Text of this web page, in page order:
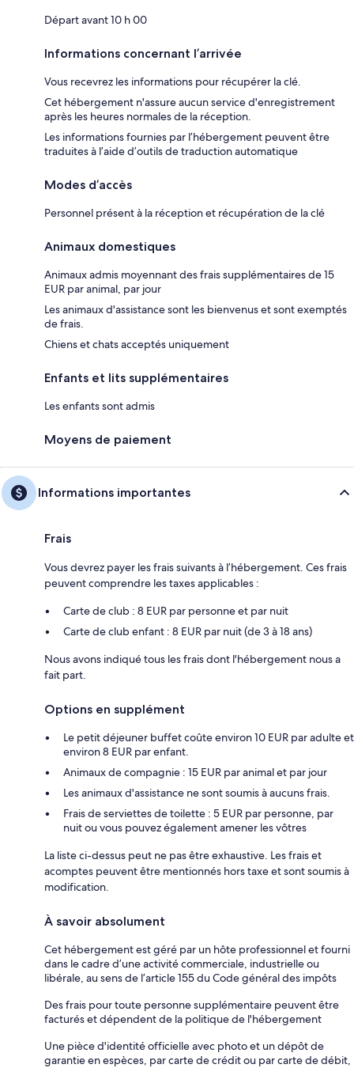
Départ avant 10 h 00
Informations concernant l’arrivée
Vous recevrez les informations pour récupérer la clé.
Cet hébergement n'assure aucun service d'enregistrement
après les heures normales de la réception.
Les informations fournies par l’hébergement peuvent être
traduites à l’aide d’outils de traduction automatique
Modes d’accès
Personnel présent à la réception et récupération de la clé
Animaux domestiques
Animaux admis moyennant des frais supplémentaires de 15
EUR par animal, par jour
Les animaux d'assistance sont les bienvenus et sont exemptés
de frais.
Chiens et chats acceptés uniquement
Enfants et lits supplémentaires
Les enfants sont admis
Moyens de paiement
Informations importantes
Frais
Vous devrez payer les frais suivants à l’hébergement. Ces frais
peuvent comprendre les taxes applicables :
Carte de club : 8 EUR par personne et par nuit
Carte de club enfant : 8 EUR par nuit (de 3 à 18 ans)
Nous avons indiqué tous les frais dont l'hébergement nous a
fait part.
Options en supplément
Le petit déjeuner buffet coûte environ 10 EUR par adulte et
environ 8 EUR par enfant.
Animaux de compagnie : 15 EUR par animal et par jour
Les animaux d'assistance ne sont soumis à aucuns frais.
Frais de serviettes de toilette : 5 EUR par personne, par
nuit ou vous pouvez également amener les vôtres
La liste ci-dessus peut ne pas être exhaustive. Les frais et
acomptes peuvent être mentionnés hors taxe et sont soumis à
modification.
À savoir absolument
Cet hébergement est géré par un hôte professionnel et fourni
dans le cadre d’une activité commerciale, industrielle ou
libérale, au sens de l’article 155 du Code général des impôts
Des frais pour toute personne supplémentaire peuvent être
facturés et dépendent de la politique de l'hébergement
Une pièce d'identité officielle avec photo et un dépôt de
garantie en espèces, par carte de crédit ou par carte de débit,